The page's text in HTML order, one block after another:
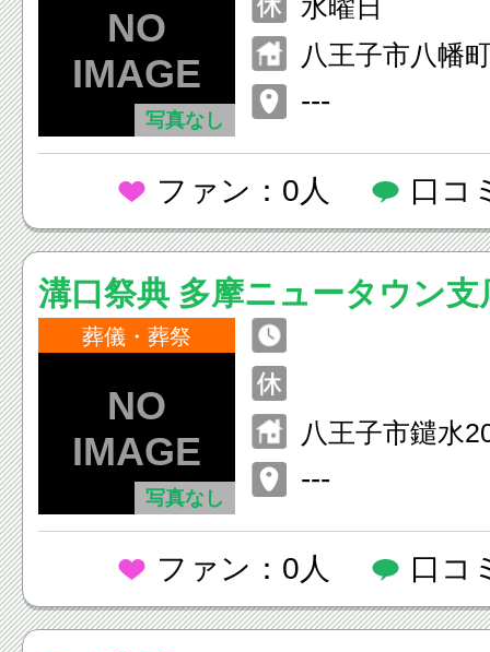
写真なし
水曜日
八王子市八幡
---
ファン：0人 口コ
溝口祭典 多摩ニュータウン支
葬儀・葬祭
写真なし
八王子市鑓水
---
ファン：0人 口コ